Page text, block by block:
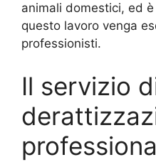
animali domestici, ed
questo lavoro venga
professionisti.
Il servizio